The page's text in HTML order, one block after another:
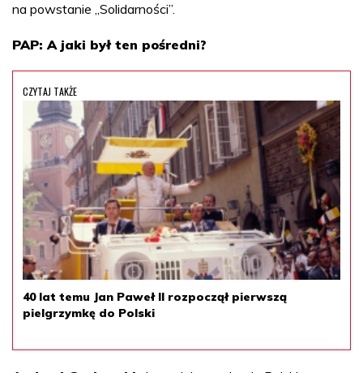
na powstanie „Solidarności”.
PAP: A jaki był ten pośredni?
CZYTAJ TAKŻE
40 lat temu Jan Paweł II rozpoczął pierwszą
pielgrzymkę do Polski